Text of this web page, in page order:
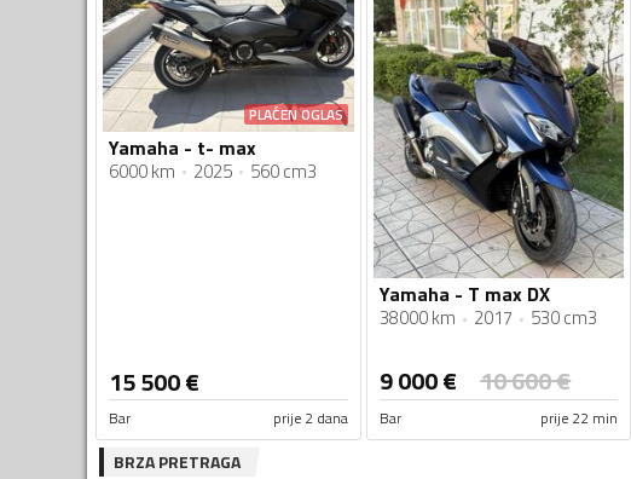
PLAĆEN OGLAS
Yamaha - t- max
6000 km 2025 560 cm3
15 500€
Bar prije 2 dana
Yamaha - T max DX
38000 km 2017 530 cm3
9 000€ 10 600€
Bar prije 22 min
BRZA PRETRAGA